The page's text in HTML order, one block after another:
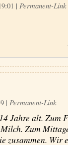
| Permanent-Link
| Permanent-Link
Jahre alt. Zum
Zum
zusammen. Wir